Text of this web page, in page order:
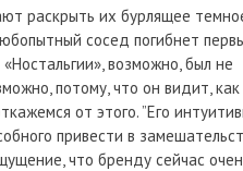
раскрыть их бурлящее
сосед погибнет
возможно, был не
потому, что он видит, как
от этого. ”Его
привести в
что бренду сейчас